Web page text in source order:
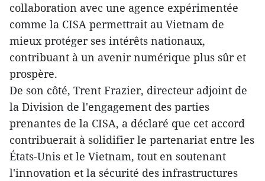
collaboration avec une agence expérimentée
comme la CISA permettrait au Vietnam de
mieux protéger ses intérêts nationaux,
contribuant à un avenir numérique plus sûr et
prospère.
De son côté, Trent Frazier, directeur adjoint de
la Division de l'engagement des parties
prenantes de la CISA, a déclaré que cet accord
contribuerait à solidifier le partenariat entre les
États-Unis et le Vietnam, tout en soutenant
l'innovation et la sécurité des infrastructures